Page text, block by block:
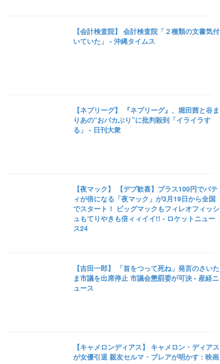
【会計検査院】 会計検査院「２種類の文書気付
いていた」 - 沖縄タイムス
【ネプリーグ】 『ネプリーグ』、堀田茜と谷ま
りあの“おバカぶり”に批判殺到「イライラす
る」 - 日刊大衆
【夜マック】 【デブ歓喜】プラス100円でパテ
ィが倍になる「夜マック」が3月19日から全国
でスタート！ ビッグマックもフィレオフィッシ
ュもてりやきも倍ィィイイ!! - ロケットニュー
ス24
【吉田一郎】 「首をつって死ね」発言のさいた
ま市議を出席停止 市議会懲罰委が可決 - 産経ニ
ュース
【キャメロンディアス】 キャメロン・ディアス
が女優引退 親友セルマ・ブレアが明かす : 映画